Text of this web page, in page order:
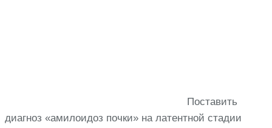
Поставить
диагноз «амилоидоз почки» на латентной стадии